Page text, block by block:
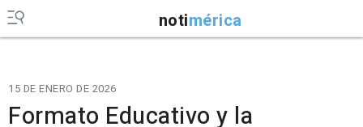
notimérica
15 DE ENERO DE 2026
Formato Educativo y la